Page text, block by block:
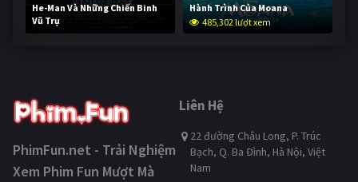
He-Man Và Những Chiến Binh
Vũ Trụ
233,005 lượt xem
Hành Trình Của Moana
485,302 lượt xem
PhimFun.net - Trải Nghiệm
Xem Phim Fun Mượt Mà
Liên Hệ
22 đường Châu Long, P. Trúc
Bạch, Q. Ba Đình, Hà Nội, Việt
Nam